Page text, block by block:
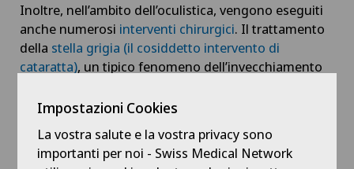
Carcinoma peritoneale
Cardiologia interventistica
Check-up
Inoltre, nell’ambito dell’oculistica, vengono eseguiti
anche numerosi interventi chirurgici. Il trattamento
della stella grigia (il cosiddetto intervento di
cataratta), un tipico fenomeno dell’invecchiamento
frequente in oftalmologia.
Altri interventi chirurgici sono dovuti per la
verde (chiamata anche glaucoma), il distacco della
Impostazioni Cookies
La vostra salute e la vostra privacy sono
importanti per noi - Swiss Medical Network